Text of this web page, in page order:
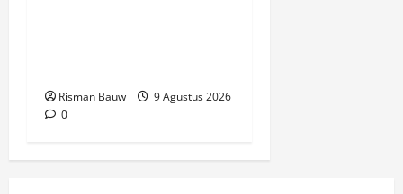
Risman Bauw
9 Agustus 2026
0